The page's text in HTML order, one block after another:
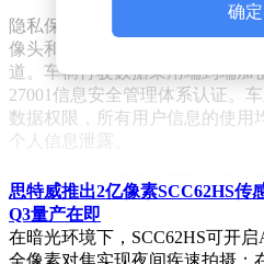
隐私保护方面，小米YU7构建了
像头和麦克风均配备物理开关，
道。车辆行驶数据采用端到端加
27001信息安全管理体系认证。
数据权限，所有用户信息的使用
个人信息泄露。
作为国内首个覆盖全用车场景的
的测试项目包含12大类、83项具
称。小米YU7在全部测试项目中
在"人机交互自然度"和"应急场景
确定
思特威推出2亿像素SCC62HS传
Q3量产在即
在暗光环境下，SCC62HS可开
全像素对焦实现夜间疾速拍摄；